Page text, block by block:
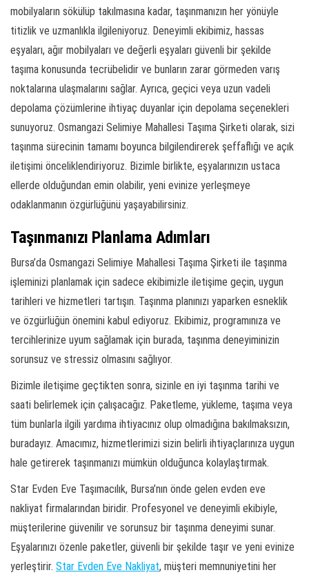
mobilyaların sökülüp takılmasına kadar, taşınmanızın her yönüyle
titizlik ve uzmanlıkla ilgileniyoruz. Deneyimli ekibimiz, hassas
eşyaları, ağır mobilyaları ve değerli eşyaları güvenli bir şekilde
taşıma konusunda tecrübelidir ve bunların zarar görmeden varış
noktalarına ulaşmalarını sağlar. Ayrıca, geçici veya uzun vadeli
depolama çözümlerine ihtiyaç duyanlar için depolama seçenekleri
sunuyoruz. Osmangazi Selimiye Mahallesi Taşıma Şirketi olarak, sizi
taşınma sürecinin tamamı boyunca bilgilendirerek şeffaflığı ve açık
iletişimi önceliklendiriyoruz. Bizimle birlikte, eşyalarınızın ustaca
ellerde olduğundan emin olabilir, yeni evinize yerleşmeye
odaklanmanın özgürlüğünü yaşayabilirsiniz.
Taşınmanızı Planlama Adımları
Bursa’da Osmangazi Selimiye Mahallesi Taşıma Şirketi ile taşınma
işleminizi planlamak için sadece ekibimizle iletişime geçin, uygun
tarihleri ve hizmetleri tartışın. Taşınma planınızı yaparken esneklik
ve özgürlüğün önemini kabul ediyoruz. Ekibimiz, programınıza ve
tercihlerinize uyum sağlamak için burada, taşınma deneyiminizin
sorunsuz ve stressiz olmasını sağlıyor.
Bizimle iletişime geçtikten sonra, sizinle en iyi taşınma tarihi ve
saati belirlemek için çalışacağız. Paketleme, yükleme, taşıma veya
tüm bunlarla ilgili yardıma ihtiyacınız olup olmadığına bakılmaksızın,
buradayız. Amacımız, hizmetlerimizi sizin belirli ihtiyaçlarınıza uygun
hale getirerek taşınmanızı mümkün olduğunca kolaylaştırmak.
Star Evden Eve Taşımacılık, Bursa’nın önde gelen evden eve
nakliyat firmalarından biridir. Profesyonel ve deneyimli ekibiyle,
müşterilerine güvenilir ve sorunsuz bir taşınma deneyimi sunar.
Eşyalarınızı özenle paketler, güvenli bir şekilde taşır ve yeni evinize
yerleştirir. Star Evden Eve Nakliyat, müşteri memnuniyetini her